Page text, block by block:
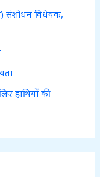
संशोधन विधेयक,
हाथियों की